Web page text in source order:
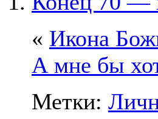
« Икона
А мне бы
Метки: